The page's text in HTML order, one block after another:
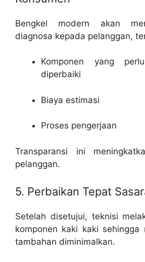
Bengkel modern akan
diagnosa kepada pelanggan,
Komponen yang
diperbaiki
Biaya estimasi
Proses pengerjaan
Transparansi ini
pelanggan.
5. Perbaikan Tepat
Setelah disetujui, teknisi
komponen kaki kaki sehingga
tambahan diminimalkan.